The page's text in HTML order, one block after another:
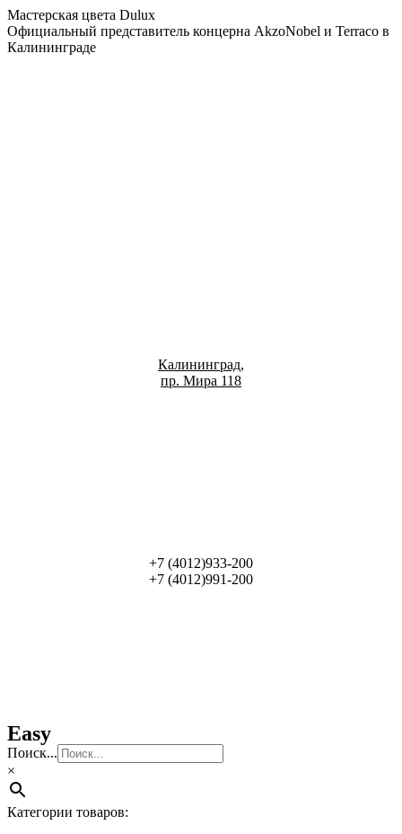
Мастерская цвета Dulux
Официальный представитель концерна AkzoNobel и Terraco в
Калининграде
Калининград,
пр. Мира 118
+7 (4012)933-200
+7 (4012)991-200
Easy
Поиск...
×
Категории товаров: